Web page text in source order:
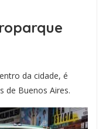
da cidade, é
de Buenos Aires.